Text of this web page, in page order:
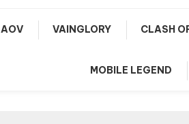
AOV VAINGLORY CLASH
MOBILE LEGEND